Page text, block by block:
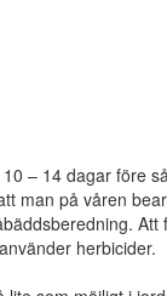
– 14 dagar före
man på våren
herbicider.